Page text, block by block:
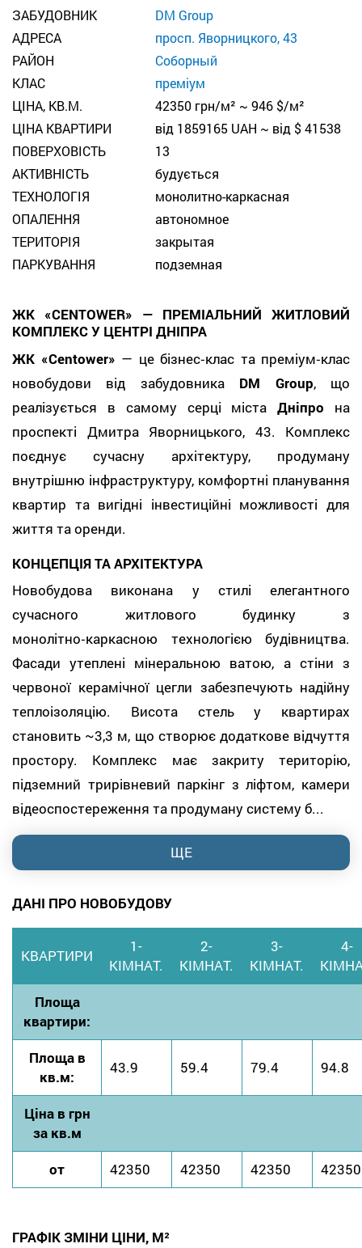
ЗАБУДОВНИК
DM Group
АДРЕСА
просп. Яворницкого, 43
РАЙОН
Соборный
КЛАС
преміум
ЦІНА, КВ.М.
42350 грн/м² ~ 946 $/м²
ЦІНА КВАРТИРИ
від 1859165 UAH ~ від $ 41538
ПОВЕРХОВІСТЬ
13
АКТИВНІСТЬ
будується
ТЕХНОЛОГІЯ
монолитно-каркасная
ОПАЛЕННЯ
автономное
TЕРИТОРІЯ
закрытая
ПАРКУВАННЯ
подземная
ЖК «CENTOWER» — ПРЕМІАЛЬНИЙ ЖИТЛОВИЙ
КОМПЛЕКС У ЦЕНТРІ ДНІПРА
ЖК «Centower» — це бізнес‑клас та преміум‑клас
новобудови від забудовника DM Group, що
реалізується в самому серці містаДніпро на
проспекті Дмитра Яворницького, 43. Комплекс
поєднує сучасну архітектуру, продуману
внутрішню інфраструктуру, комфортні планування
квартир та вигідні інвестиційні можливості для
життя та оренди.
КОНЦЕПЦІЯ ТА АРХІТЕКТУРА
Новобудова виконана у стилі елегантного
сучасного житлового будинку з
монолітно‑каркасною технологією будівництва.
Фасади утеплені мінеральною ватою, а стіни з
червоної керамічної цегли забезпечують надійну
теплоізоляцію. Висота стель у квартирах
становить ~3,3 м, що створює додаткове відчуття
простору. Комплекс має закриту територію,
підземний трирівневий паркінг з ліфтом, камери
відеоспостереження та продуману систему б...
ЩЕ
ДАНІ ПРО НОВОБУДОВУ
КВАРТИРИ
1-
КІМНАТ.
2-
КІМНАТ.
3-
КІМНАТ.
4-
Площа
квартири:
Площа в
кв.м:
43.9 59.4 79.4 94.8
Ціна в грн
за кв.м
от
42350 42350 42350 42350
ГРАФІК ЗМІНИ ЦІНИ, М²